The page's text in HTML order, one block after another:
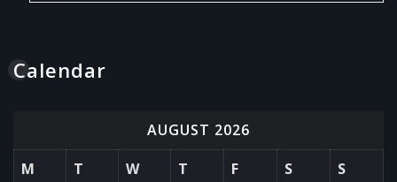
Calendar
AUGUST 2026
M
T W T F S
S